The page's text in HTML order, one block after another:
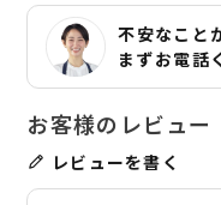
不安なこと
まずお電話
レビューを書く